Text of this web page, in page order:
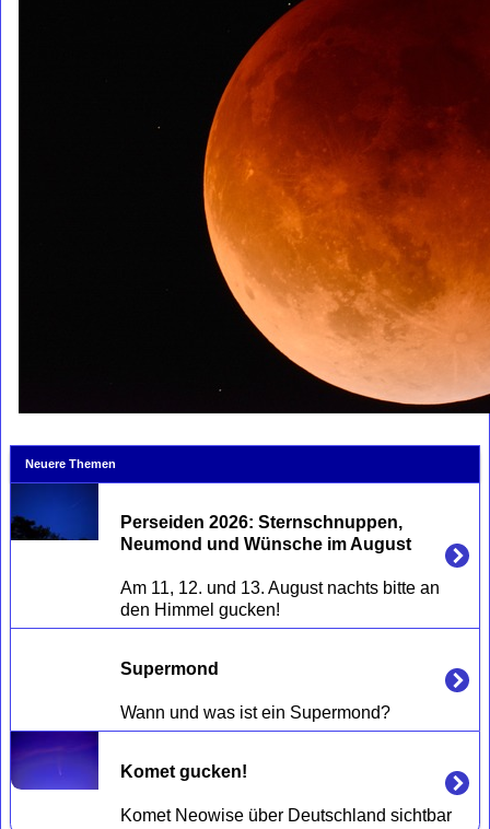
Neuere Themen
Perseiden 2026: Sternschnuppen,
Neumond und Wünsche im August
Am 11, 12. und 13. August nachts bitte an
Supermond
Komet gucken!